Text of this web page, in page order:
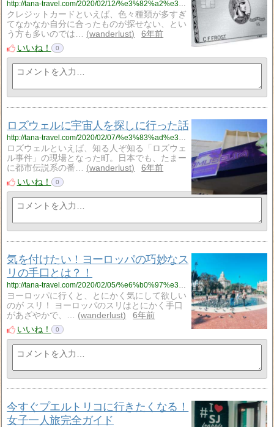
クレジットカードといえば、色々種類が多すぎ
てなかなか自分に合ったものが探せない、とい
う方も多いのでは…
wanderlust
6年前
いいね！
0
ロズウェルに宇宙人を探しに行った話
ロズウェルといえば、知る人ぞ知る「ロズウェ
ル事件」の現場となった町。日本でも、たまー
に都市伝説系の番…
wanderlust
6年前
いいね！
0
気を付けたい！ヨーロッパの巧妙なス
リの手口とは？！
ヨーロッパに行くと、とにかく気にして欲しい
のが スリ！ ヨーロッパのスリはとにかく手口
があざやかで、…
wanderlust
6年前
いいね！
0
今すぐプエルトリコに行きたくなる！
女子一人旅完全ガイド